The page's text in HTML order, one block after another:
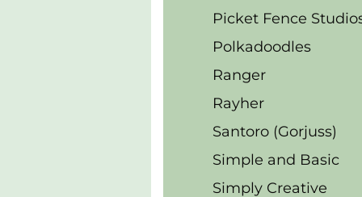
Picket Fence
Polkadoodles
Ranger
Rayher
Santoro (Gorjuss)
Simple and Basic
Simply Creative